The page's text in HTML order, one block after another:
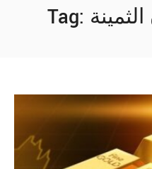
Tag: